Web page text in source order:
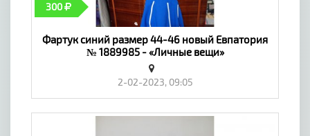
300
Фартук синий размер 44-46 новый Евпатория
№ 1889985 - «Личные вещи»
2-02-2023, 09:05